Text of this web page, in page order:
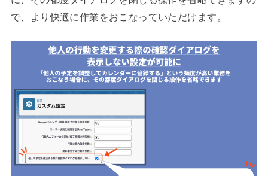
で、より快適に作業をおこなっていただけます。